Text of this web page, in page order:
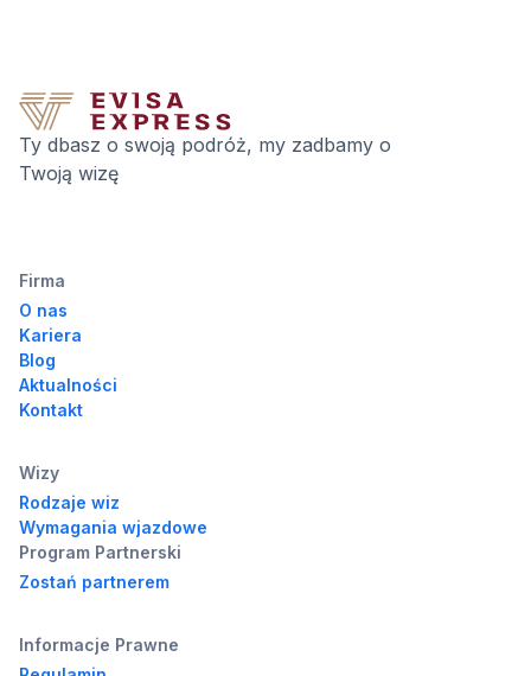
Ty dbasz o swoją podróż, my zadbamy o
Twoją wizę
Firma
O nas
Kariera
Blog
Aktualności
Kontakt
Wizy
Rodzaje wiz
Wymagania wjazdowe
Program Partnerski
Zostań partnerem
Informacje Prawne